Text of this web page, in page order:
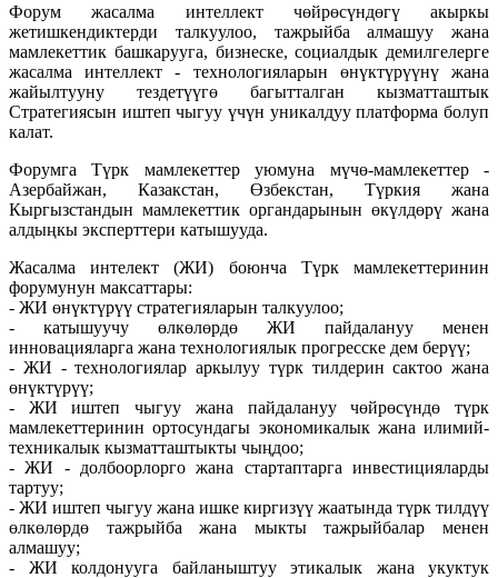
Форум жасалма интеллект чөйрөсүндөгү акыркы
жетишкендиктерди талкуулоо, тажрыйба алмашуу жана
мамлекеттик башкарууга, бизнеске, социалдык демилгелерге
жасалма интеллект - технологияларын өнүктүрүүнү жана
жайылтууну тездетүүгө багытталган кызматташтык
Стратегиясын иштеп чыгуу үчүн уникалдуу платформа болуп
калат.
Форумга Түрк мамлекеттер уюмуна мүчө-мамлекеттер -
Азербайжан, Казакстан, Өзбекстан, Түркия жана
Кыргызстандын мамлекеттик органдарынын өкүлдөрү жана
алдыңкы эксперттери катышууда.
Жасалма интелект (ЖИ) боюнча Түрк мамлекеттеринин
форумунун максаттары:
- ЖИ өнүктүрүү стратегияларын талкуулоо;
- катышуучу өлкөлөрдө ЖИ пайдалануу менен
инновацияларга жана технологиялык прогресске дем берүү;
- ЖИ - технологиялар аркылуу түрк тилдерин сактоо жана
өнүктүрүү;
- ЖИ иштеп чыгуу жана пайдалануу чөйрөсүндө түрк
мамлекеттеринин ортосундагы экономикалык жана илимий-
техникалык кызматташтыкты чыңдоо;
- ЖИ - долбоорлорго жана стартаптарга инвестицияларды
тартуу;
- ЖИ иштеп чыгуу жана ишке киргизүү жаатында түрк тилдүү
өлкөлөрдө тажрыйба жана мыкты тажрыйбалар менен
алмашуу;
- ЖИ колдонууга байланыштуу этикалык жана укуктук